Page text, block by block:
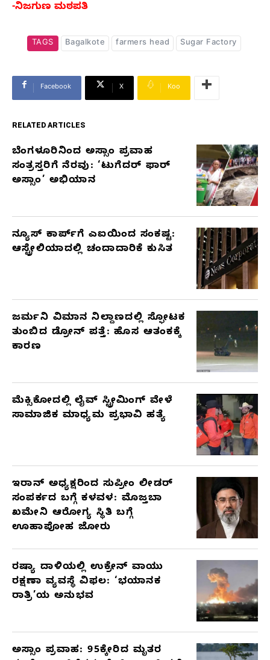
-ನಿಜಗುಣ ಮಠಪತಿ
TAGS Bagalkote farmers head Sugar Factory
Facebook X Koo
RELATED ARTICLES
RELATED
ARTICLES
ಬೆಂಗಳೂರಿನಿಂದ ಅಸ್ಸಾಂ ಪ್ರವಾಹ
ಸಂತ್ರಸ್ತರಿಗೆ ನೆರವು: ‘ಟುಗೆದರ್ ಫಾರ್
ಅಸ್ಸಾಂ’ ಅಭಿಯಾನ
ನ್ಯೂಸ್ ಕಾರ್ಪ್‌ಗೆ ಎಐಯಿಂದ ಸಂಕಷ್ಟ:
ಆಸ್ಟ್ರೇಲಿಯಾದಲ್ಲಿ ಚಂದಾದಾರಿಕೆ ಕುಸಿತ
ಜರ್ಮನಿ ವಿಮಾನ ನಿಲ್ದಾಣದಲ್ಲಿ ಸ್ಫೋಟಕ
ತುಂಬಿದ ಡ್ರೋನ್ ಪತ್ತೆ: ಹೊಸ ಆತಂಕಕ್ಕೆ
ಕಾರಣ
ಮೆಕ್ಸಿಕೋದಲ್ಲಿ ಲೈವ್ ಸ್ಟ್ರೀಮಿಂಗ್ ವೇಳೆ
ಸಾಮಾಜಿಕ ಮಾಧ್ಯಮ ಪ್ರಭಾವಿ ಹತ್ಯೆ
ಇರಾನ್ ಅಧ್ಯಕ್ಷರಿಂದ ಸುಪ್ರೀಂ ಲೀಡರ್
ಸಂಪರ್ಕದ ಬಗ್ಗೆ ಕಳವಳ: ಮೊಜ್ತಬಾ
ಖಮೇನಿ ಆರೋಗ್ಯ ಸ್ಥಿತಿ ಬಗ್ಗೆ
ಊಹಾಪೋಹ ಜೋರು
ರಷ್ಯಾ ದಾಳಿಯಲ್ಲಿ ಉಕ್ರೇನ್ ವಾಯು
ರಕ್ಷಣಾ ವ್ಯವಸ್ಥೆ ವಿಫಲ: ‘ಭಯಾನಕ
ರಾತ್ರಿ’ಯ ಅನುಭವ
ಅಸ್ಸಾಂ ಪ್ರವಾಹ: 95ಕ್ಕೇರಿದ ಮೃತರ